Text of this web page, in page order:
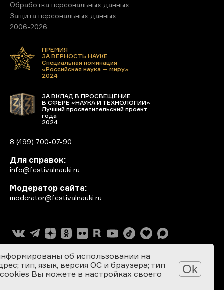
Обработка персональных данных
Защита персональных данных
2006-2026
ПРЕМИЯ
ЗА ВЕРНОСТЬ НАУКЕ
Специальная номинация
«Российская наука — миру»
2024
ЗА ВКЛАД В ПРОСВЕЩЕНИЕ
В СФЕРЕ «НАУКА И ТЕХНОЛОГИИ»
Лучший просветительский проект
года
2024
8 (499) 700-07-90
Для справок:
info@festivalnauki.ru
Модератор сайта:
moderator@festivalnauki.ru
об использовании на
тип, язык, версия ОС и браузера; тип
Вы можете в настройках своего
Ok